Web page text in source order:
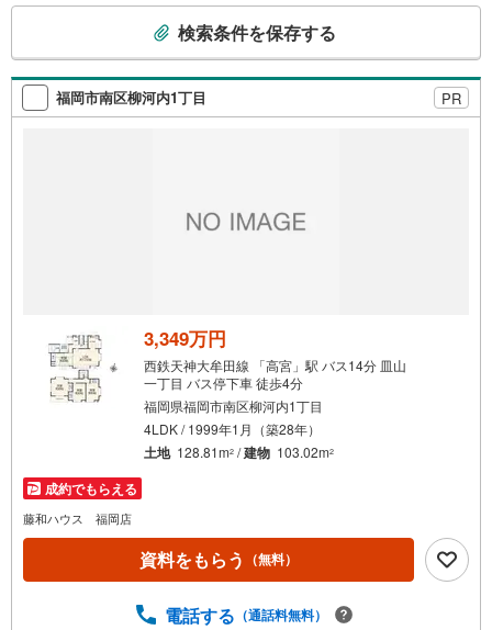
検
索
条
イ
ペ
ー
ジ
検索条件を保存する
福岡市南区柳河内1丁目 PR
3,349万円
西鉄天神大牟田線 「高宮」駅 バス14分 皿山
一丁目 バス停下車 徒歩4分
福岡県福岡市南区柳河内1丁目
4LDK / 1999年1月（築28年）
土地 128.81m2 /建物 103.02m2
成約でもらえる
藤和ハウス 福岡店
資料をもらう （無料）
電話する （通話料無料）